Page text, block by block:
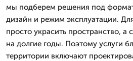
мы подберем решения под
дизайн и режим эксплуатации.
просто украсить пространство, а
на долгие годы. Поэтому услуги
территории включают